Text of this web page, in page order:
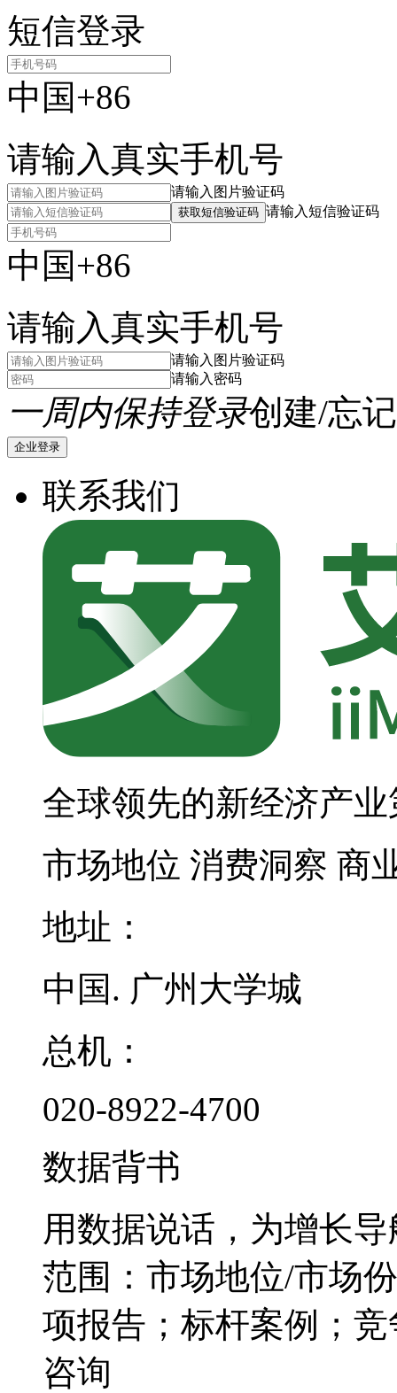
短信登录
中国+86
请输入真实手机号
请输入图片验证码
获取短信验证码 请输入短信验证码
中国+86
请输入真实手机号
请输入图片验证码
请输入密码
一周内保持登录创建/忘
企业登录
联系我们
全球领先的新经济产
市场地位 消费洞察 商
地址：
中国. 广州大学城
总机：
020-8922-4700
数据背书
用数据说话，为增长导
范围：市场地位/市场
项报告；标杆案例；
咨询